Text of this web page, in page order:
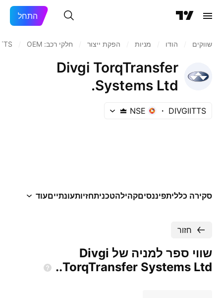
התחל
שווקים הודו‏ מניות‏ הפקת ייצור חלקי רכב: OEM
Divgi TorqTransfer
Systems Ltd.
DIVGIITTS
NSE
סקירה כלליתפיננסיםקהילהטכניתחזיותעונתייםעוד
חזור
שווי ספר למניה של Divgi
TorqTransfer Systems Ltd..